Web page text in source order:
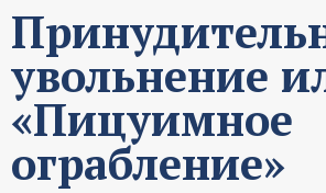
увольнение
«Пицуимное
ограбление»